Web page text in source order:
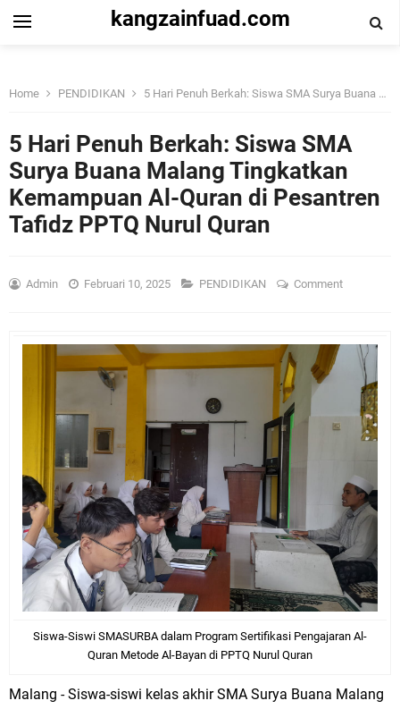
kangzainfuad.com
Home PENDIDIKAN 5 Hari Penuh Berkah: Siswa SMA Surya Buana Malang Tingkatkan Kemampuan Al-Quran di Pesantren Tafidz PPTQ Nurul Quran
5 Hari Penuh Berkah: Siswa SMA
Surya Buana Malang Tingkatkan
Kemampuan Al-Quran di Pesantren
Tafidz PPTQ Nurul Quran
Admin Februari 10, 2025 PENDIDIKAN Comment
Siswa-Siswi SMASURBA dalam Program Sertifikasi Pengajaran Al-
Quran Metode Al-Bayan di PPTQ Nurul Quran
Malang - Siswa-siswi kelas akhir SMA Surya Buana Malang